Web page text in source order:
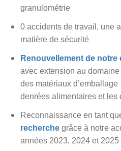
granulométrie
0 accidents de travail, une
matière de sécurité
Renouvellement de notre
avec extension au
des matériaux
denrées alimentaires et les
Reconnaissance en tant
recherchegrâce à notre
années 2023, 2024 et 2025